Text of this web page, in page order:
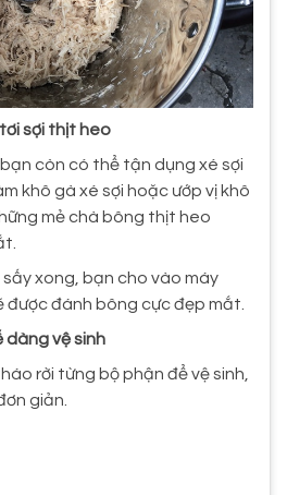
sợi thịt heo
còn có thể tận dụng xé sợi
khô gà xé sợi hoặc ướp vị khô
mẻ chà bông thịt heo
sấy xong, bạn cho vào máy
được đánh bông cực đẹp mắt.
dàng vệ sinh
rời từng bộ phận để vệ sinh,
giản.